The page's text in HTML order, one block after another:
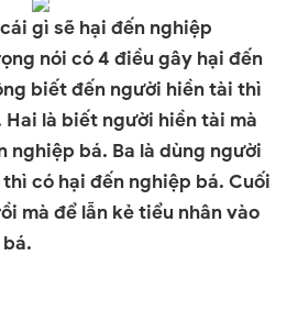
gì sẽ hại đến nghiệp
nói có 4 điều gây hại đến
biết đến người hiền tài thì
Hai là biết người hiền tài mà
nghiệp bá. Ba là dùng người
có hại đến nghiệp bá. Cuối
mà để lẫn kẻ tiểu nhân vào